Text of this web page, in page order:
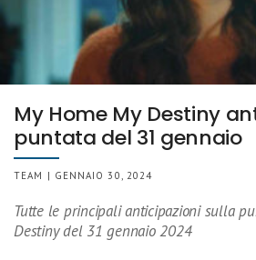
My Home My Destiny
puntata del 31 gennaio
TEAM | GENNAIO 30, 2024
Tutte le principali anticipazioni sulla
Destiny del 31 gennaio 2024